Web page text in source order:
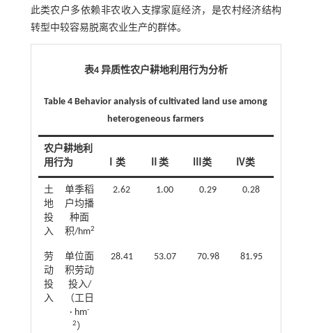
此类农户多依赖非农收入支撑家庭经济，是农村经济结构
转型中较容易脱离农业生产的群体。
表4 异质性农户耕地利用行为分析
Table 4 Behavior analysis of cultivated land use among
heterogeneous farmers
农户耕地利
用行为
Ⅰ类 Ⅱ类 Ⅲ类 Ⅳ类
土
地
投
入
单季稻
户均播
种面
积/hm2
2.62 1.00 0.29 0.28
劳
动
投
入
单位面
积劳动
投入/
（工日
· hm-
2）
28.41 53.07 70.98 81.95